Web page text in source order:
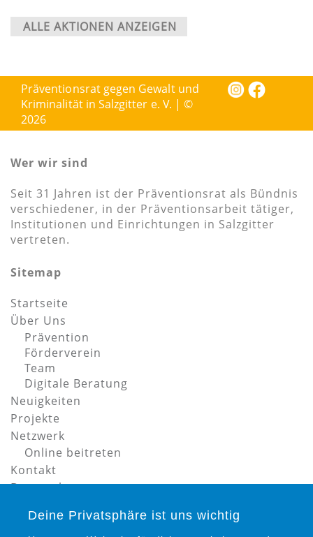
ALLE AKTIONEN ANZEIGEN
Präventionsrat gegen Gewalt und
Kriminalität in Salzgitter e. V. | ©
2026
Wer wir sind
Seit 31 Jahren ist der Präventionsrat als Bündnis
verschiedener, in der Präventionsarbeit tätiger,
Institutionen und Einrichtungen in Salzgitter
vertreten.
Sitemap
Startseite
Über Uns
Prävention
Förderverein
Team
Digitale Beratung
Neuigkeiten
Projekte
Netzwerk
Online beitreten
Kontakt
Datenschutz
Deine Privatsphäre ist uns wichtig